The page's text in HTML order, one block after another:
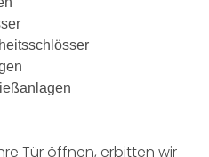
Tür öffnen, erbitten wir